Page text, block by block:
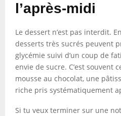
l’après-midi
Le dessert n’est pas interdit.
desserts très sucrés peuvent
glycémie suivi d’un coup de
envie de sucre. C’est souvent
mousse au chocolat, une
riche pris systématiquement
Si tu veux terminer sur une